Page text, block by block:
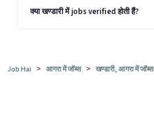
क्या खण्डारी में jobs verified होती हैं?
Job Hai > आगरा में जॉब्स > खण्डारी, आगरा में जॉब्स